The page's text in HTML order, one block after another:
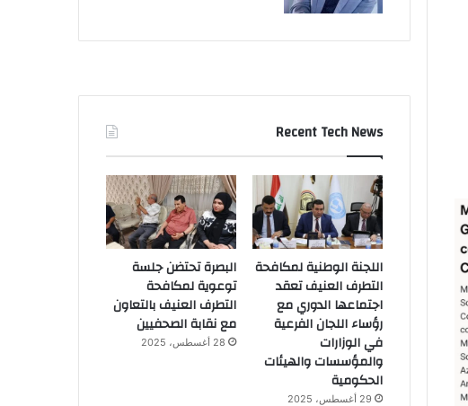
Recent Tech News
اللجنة الوطنية لمكافحة
التطرف العنيف تعقد
اجتماعها الدوري مع
رؤساء اللجان الفرعية
في الوزارات
والمؤسسات والهيئات
الحكومية
29 أغسطس، 2025
البصرة تحتضن جلسة
توعوية لمكافحة
التطرف العنيف بالتعاون
مع نقابة الصحفيين
28 أغسطس، 2025